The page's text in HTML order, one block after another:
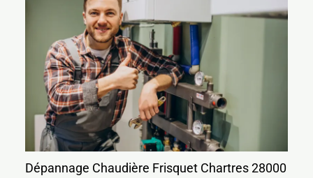
Dépannage Chaudière Frisquet Chartres 28000